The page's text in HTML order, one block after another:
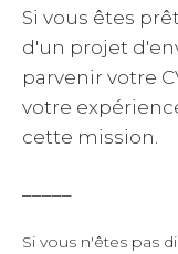
Si vous êtes
d'un projet
parvenir votre
votre
cette mission.
Si vous n'êtes pas